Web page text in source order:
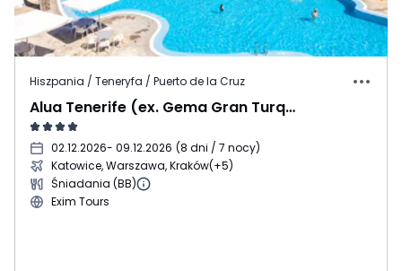
Hiszpania / Teneryfa / Puerto de la Cruz
Alua Tenerife (ex. Gema Gran Turquesa Playa)
02.12.2026- 09.12.2026 (8 dni / 7 nocy)
Katowice, Warszawa, Kraków(+5)
Śniadania (BB)
Exim Tours